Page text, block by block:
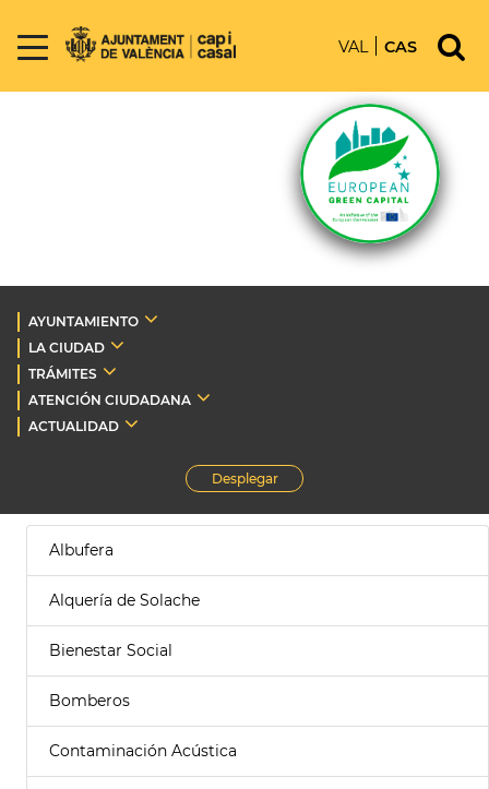
VAL CAS
AYUNTAMIENTO
LA CIUDAD
TRÁMITES
ATENCIÓN CIUDADANA
ACTUALIDAD
Desplegar
Albufera
Alquería de Solache
Bienestar Social
Bomberos
Contaminación Acústica